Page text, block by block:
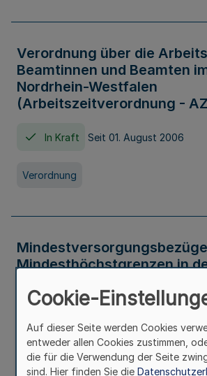
Verordnung über die
Beamtinnen und Beamten
Nordrhein-Westfalen
(Arbeitszeitverordnung -
In Kraft Seit 01. August 2006
Verordnung
Mindesthöchstgrenzen in
Verwaltungsvorschrift
Cookie-
Auf dieser Seite werden Cookies
entweder allen Cookies zustimmen,
die für die Verwendung der Seite
sind. Hier finden Sie die